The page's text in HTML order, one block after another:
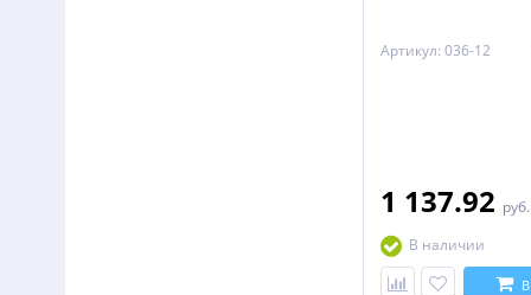
Артикул: 036-12
1 137.92 руб.
В наличии